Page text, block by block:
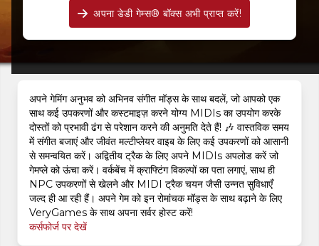
अपना डेडी गेम्स® बॉक्स अभी प्राप्त करें!
अपने गेमिंग अनुभव को अभिनव संगीत मॉड्स के साथ बदलें, जो आपको एक
साथ कई उपकरणों और कस्टमाइज़ करने योग्य MIDIs का उपयोग करके
दोस्तों को प्रभावी ढंग से परेशान करने की अनुमति देते हैं! 🎶 वास्तविक समय
में संगीत बजाएं और जीवंत मल्टीप्लेयर वाइब के लिए कई उपकरणों को आसानी
से समन्वयित करें। अद्वितीय ट्रैक के लिए अपने MIDIs अपलोड करें जो
गेमप्ले को ऊंचा करें। वर्कबेंच में क्राफ्टिंग विकल्पों का पता लगाएं, साथ ही
NPC उपकरणों से खेलने और MIDI ट्रैक चयन जैसी उन्नत सुविधाएँ
जल्द ही आ रही हैं। अपने गेम को इन रोमांचक मॉड्स के साथ बढ़ाने के लिए
VeryGames के साथ अपना सर्वर होस्ट करें!
कर्सफोर्ज पर देखें